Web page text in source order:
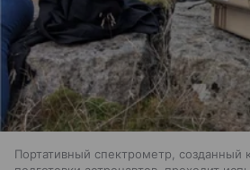
Портативный спектрометр, созданный